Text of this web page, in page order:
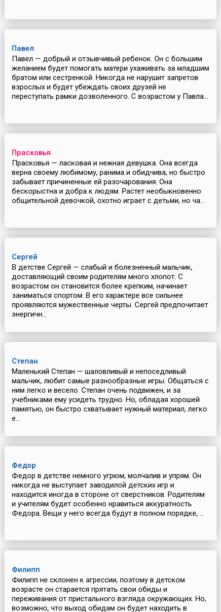
Павел
Павел — добрый и отзывчивый ребенок. Он с большим
желанием будет помогать матери ухаживать за младшим
братом или сестренкой. Никогда не нарушит запретов
взрослых и будет убеждать своих друзей не
переступать рамки дозволенного. С возрастом у Павла...
Прасковья
Прасковья — ласковая и нежная девушка. Она всегда
верна своему любимому, ранима и обидчива, но быстро
забывает причиненные ей разочарования. Она
бескорыстна и добра к людям. Растет необыкновенно
общительной девочкой, охотно играет с детьми, но ча...
Сергей
В детстве Сергей — слабый и болезненный мальчик,
доставляющий своим родителям много хлопот. С
возрастом он становится более крепким, начинает
заниматься спортом. В его характере все сильнее
проявляются мужественные черты. Сергей предпочитает
энергичн...
Степан
Маленький Степан — шаловливый и непоседливый
мальчик, любит самые разнообразные игры. Общаться с
ним легко и весело. Степан очень подвижен, и за
учебниками ему усидеть трудно. Но, обладая хорошей
памятью, он быстро схватывает нужный материал, легко
е...
Федор
Федор в детстве немного угрюм, молчалив и упрям. Он
никогда не выступает заводилой детских игр и
находится иногда в стороне от сверстников. Родителям
и учителям будет особенно нравиться аккуратность
Федора. Вещи у него всегда будут в полном порядке, ...
Филипп
Филипп не склонен к агрессии, поэтому в детском
возрасте он старается прятать свои обиды и
переживания от пристального взгляда окружающих. Но,
возможно, что выход обидам он будет находить в